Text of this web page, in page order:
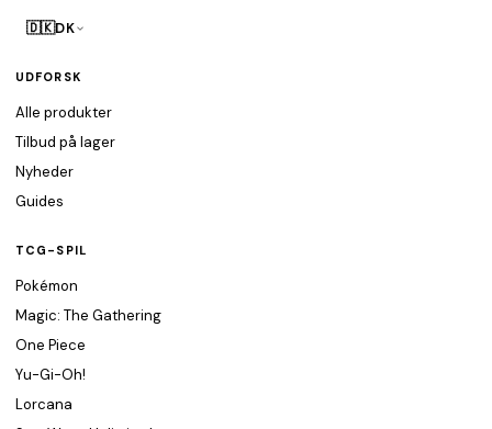
🇩🇰DK
UDFORSK
Alle produkter
Tilbud på lager
Nyheder
Guides
TCG-SPIL
Pokémon
Magic: The Gathering
One Piece
Yu-Gi-Oh!
Lorcana